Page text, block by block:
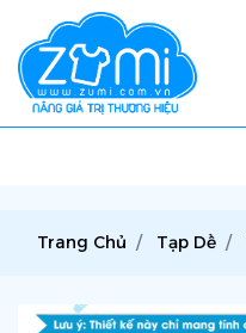
Trang Chủ Tạp Dề